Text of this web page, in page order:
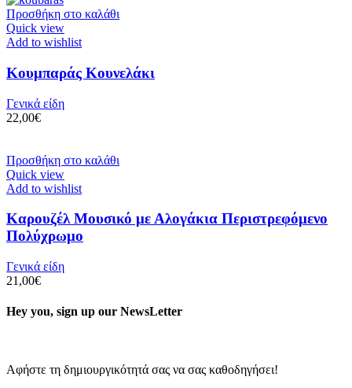
Προσθήκη στο καλάθι
Quick view
Add to wishlist
Κουμπαράς Κουνελάκι
Γενικά είδη
22,00€
Προσθήκη στο καλάθι
Quick view
Add to wishlist
Καρουζέλ Μουσικό με Αλογάκια Περιστρεφόμενο
Πολύχρωμο
Γενικά είδη
21,00€
Hey you, sign up our NewsLetter
Αφήστε τη δημιουργικότητά σας να σας καθοδηγήσει!